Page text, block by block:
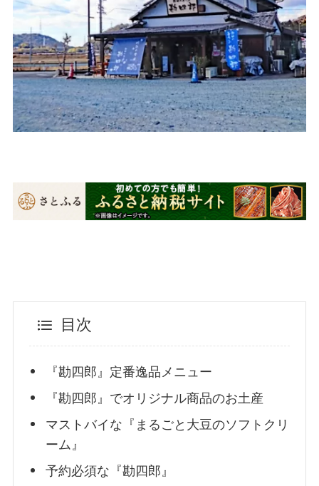
目次
『勘四郎』定番逸品メニュー
『勘四郎』でオリジナル商品のお土産
マストバイな『まるごと大豆のソフトクリ
ーム』
予約必須な『勘四郎』